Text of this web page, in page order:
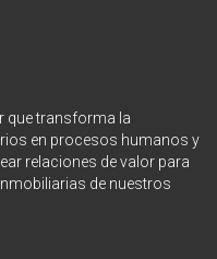
que transforma la
en procesos humanos y
relaciones de valor para
de nuestros